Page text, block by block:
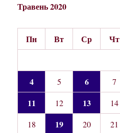
Травень 2020
Пн Вт Ср Чт
4 5 6 7
11
12 13 14
18
19 20 21